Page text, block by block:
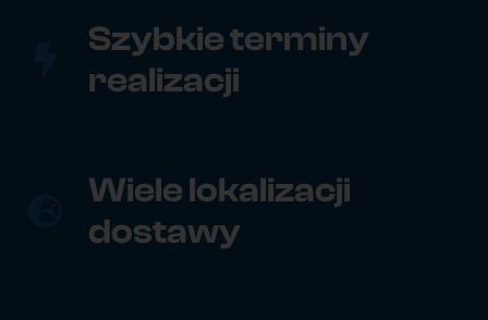
Szybkie terminy
realizacji
Wiele lokalizacji
dostawy